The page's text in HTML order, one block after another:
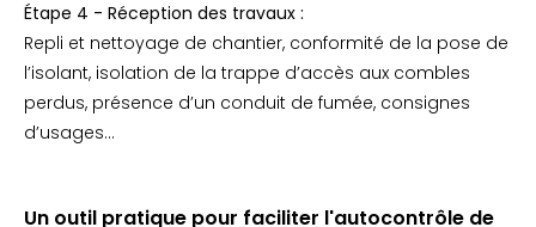
Étape 4 - Réception des travaux :
Repli et nettoyage de chantier, conformité de la pose de
l’isolant, isolation de la trappe d’accès aux combles
perdus, présence d’un conduit de fumée, consignes
d’usages…
Un outil pratique pour faciliter l'autocontrôle de